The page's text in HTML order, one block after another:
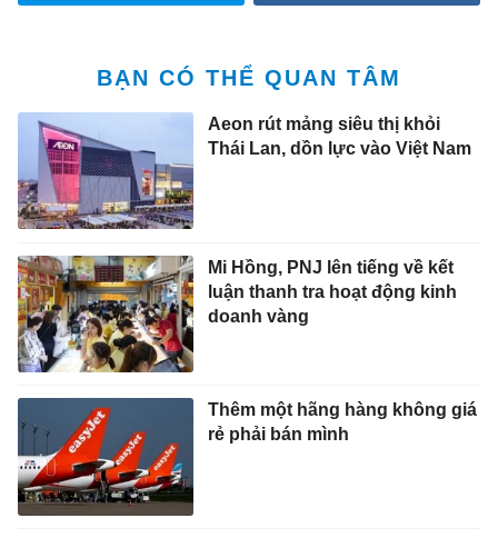
BẠN CÓ THỂ QUAN TÂM
Aeon rút mảng siêu thị khỏi
Thái Lan, dồn lực vào Việt Nam
Mi Hồng, PNJ lên tiếng về kết
luận thanh tra hoạt động kinh
doanh vàng
Thêm một hãng hàng không giá
rẻ phải bán mình